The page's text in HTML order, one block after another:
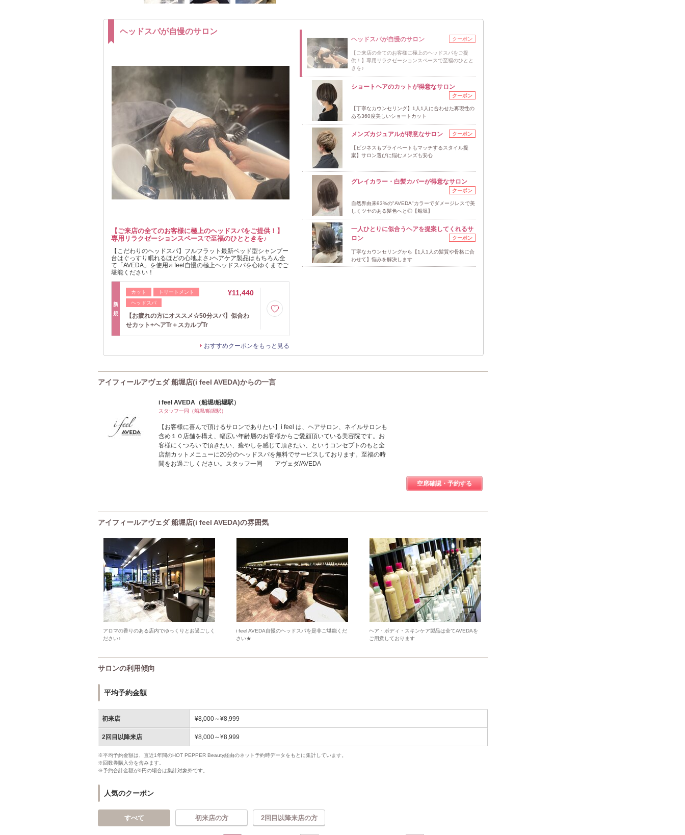
ヘッドスパが自慢のサロン
【ご来店の全てのお客様に極上のヘッドスパをご提供！】
専用リラクゼーションスペースで至福のひとときを♪
【こだわりのヘッドスパ】フルフラット最新ベッド型シャンプー
台はぐっすり眠れるほどの心地よさ♪ヘアケア製品はもちろん全
て「AVEDA」を使用♪i feel自慢の極上ヘッドスパを心ゆくまでご
堪能ください！
新
規
カット
トリートメント
ヘッドスパ
¥11,440
【お疲れの方にオススメ☆50分スパ】似合わ
せカット+ヘアTr＋スカルプTr
おすすめクーポンをもっと見る
ヘッドスパが自慢のサロン クーポン
【ご来店の全てのお客様に極上のヘッドスパをご提
供！】専用リラクゼーションスペースで至福のひとと
きを♪
ショートヘアのカットが得意なサロン
クーポン
【丁寧なカウンセリング】1人1人に合わせた再現性の
ある360度美しいショートカット
メンズカジュアルが得意なサロン クーポン
【ビジネスもプライベートもマッチするスタイル提
案】サロン選びに悩むメンズも安心
グレイカラー・白髪カバーが得意なサロン
クーポン
自然界由来93%の"AVEDA"カラーでダメージレスで美
しくツヤのある髪色へと◎【船堀】
一人ひとりに似合うヘアを提案してくれるサ
ロン
クーポン
丁寧なカウンセリングから【1人1人の髪質や骨格に合
わせて】悩みを解決します
アイフィールアヴェダ 船堀店(i feel AVEDA)からの一言
i feel AVEDA（船堀/船堀駅）
スタッフ一同（船堀/船堀駅）
【お客様に喜んで頂けるサロンでありたい】i feel は、ヘアサロン、ネイルサロンも
含め１０店舗を構え、幅広い年齢層のお客様からご愛顧頂いている美容院です。お
客様にくつろいで頂きたい、癒やしを感じて頂きたい、というコンセプトのもと全
店舗カットメニューに20分のヘッドスパを無料でサービスしております。至福の時
間をお過ごしください。スタッフ一同 アヴェダ/AVEDA
空席確認・予約する
アイフィールアヴェダ 船堀店(i feel AVEDA)の雰囲気
アロマの香りのある店内でゆっくりとお過ごしく
ださい♪
i feel AVEDA自慢のヘッドスパを是非ご堪能くだ
さい★
ヘア・ボディ・スキンケア製品は全てAVEDAを
ご用意しております
サロンの利用傾向
平均予約金額
初来店 ¥8,000～¥8,999
2回目以降来店 ¥8,000～¥8,999
※平均予約金額は、直近1年間のHOT PEPPER Beauty経由のネット予約時データをもとに集計しています。
※回数券購入分を含みます。
※予約合計金額が0円の場合は集計対象外です。
人気のクーポン
すべて 初来店の方 2回目以降来店の方